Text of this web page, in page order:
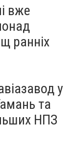
вже
ранніх
у
та
НПЗ